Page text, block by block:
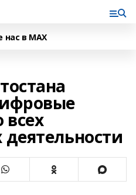
в MAX
всех